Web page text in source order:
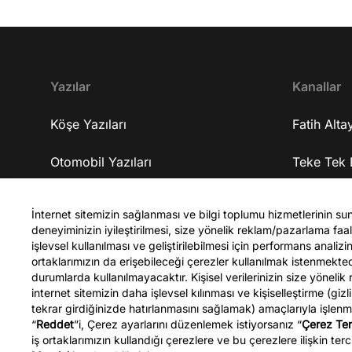
geliştirmeyi amaçlıyorlar? 16:33 Yapmaya
gelen iş tekliflerini neden kabul etmedi? 18:38
Şirketlerine yatırım alabiliyorlar mı? 19:48
Şirketlerinde tam olarak ne üretiyorlar? 23:33
Üzerinde çalıştıkları yapay zekanın kişiye özel ilaç
sonra bu geliştirdikleri iş ile kendisini nerede
görüyor? 25:03 Üniversite tercihi yapacak olan
gençlere tavsiyeleri neler? 30:48 Bu yaptıkları işi
Türkiye'ye taşımayı düşünüyorlar mı? 31:48
Kapanış YouTube kanalına abone olmak için ▷
http://bit.ly/FatihAltayli Gazeteci - Yazar Fatih
Altaylı, Youtube kanalına özel gündemi
yorumluyor.
Yazılar
Köşe Yazıları
Otomobil Yazıları
Kanallar
Fatih
Teke Tek
Celal
Fatih Altaylı
İnternet sitemizin sağlanması ve bilgi toplumu hizmetlerinin
deneyiminizin iyileştirilmesi, size yönelik reklam/pazarlama
işlevsel kullanılması ve geliştirilebilmesi için performans
ortaklarımızın da erişebileceği çerezler kullanılmak
durumlarda kullanılmayacaktır. Kişisel verilerinizin size
internet sitemizin daha işlevsel kılınması ve kişiselleştirme
tekrar girdiğinizde hatırlanmasını sağlamak) amaçlarıyla
“Reddet”i, Çerez ayarlarını düzenlemek istiyorsanız “Çerez
iş ortaklarımızın kullandığı çerezlere ve bu çerezlere ilişkin